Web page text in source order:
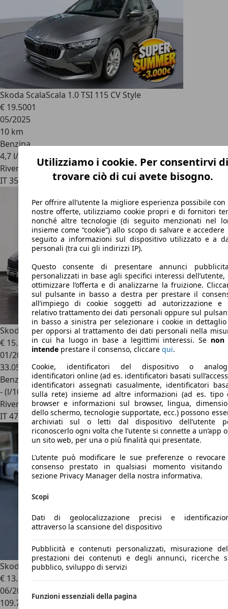
Skoda ScalaScala 1.0 TSI 115 CV Style
€ 19.5001
05/2025
10 km
Benzina
4,7 l/100 km (comb.)
Rivenditore
IT 35131
Padova
Skoda Scala 1.0 tsi ambition 110cv dsg
€ 15.800
01/2022
33.058 km
Benzina
- (l/100 km)
Rivenditore
IT 47921Rimini - Rn
Skoda ScalaScala 1.0 TSI 110 CV Ambition
€ 13.800
06/2022
109.700 km
Utilizziamo i cookie. Per consentirvi di
trovare ciò di cui avete bisogno.
Per offrire all’utente la migliore esperienza possibile con
nostre offerte, utilizziamo cookie propri e di fornitori
nonché altre tecnologie (di seguito menzionati nel
insieme come “cookie”) allo scopo di salvare e accedere
seguito a informazioni sul dispositivo utilizzato e a
personali (tra cui gli indirizzi IP).
Questo consente di presentare annunci
personalizzati in base agli specifici interessi dell’utente,
ottimizzare l’offerta e di analizzarne la fruizione.
sul pulsante in basso a destra per prestare il
all’impiego di cookie soggetti ad autorizzazione e
relativo trattamento dei dati personali oppure sul
in basso a sinistra per selezionare i cookie in
per opporsi al trattamento dei dati personali nella
in cui ha luogo in base a legittimi interessi. Se non
intendeprestare il consenso, cliccare qui.
Cookie, identificatori del dispositivo o
identificatori online (ad es. identificatori basati
identificatori assegnati casualmente, identificatori
sulla rete) insieme ad altre informazioni (ad es. tipo
browser e informazioni sul browser, lingua,
dello schermo, tecnologie supportate, ecc.) possono
archiviati sul o letti dal dispositivo dell’utente
riconoscerlo ogni volta che l’utente si connette a un’app
un sito web, per una o più finalità qui presentate.
L’utente può modificare le sue preferenze o
consenso prestato in qualsiasi momento visitando
sezione Privacy Manager della nostra informativa.
Scopi
Dati di geolocalizzazione precisi e
attraverso la scansione del dispositivo
Pubblicità e contenuti personalizzati, misurazione
prestazioni dei contenuti e degli annunci, ricerche
pubblico, sviluppo di servizi
Funzioni essenziali della pagina